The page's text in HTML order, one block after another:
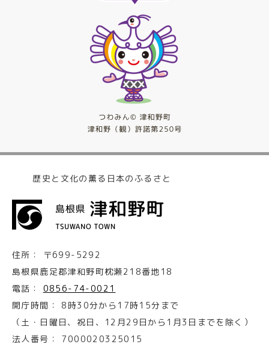
歴史と文化の薫る日本のふるさと
住所：
〒699-5292
島根県鹿足郡津和野町枕瀬218番地18
電話：
0856-74-0021
開庁時間：
8時30分から17時15分まで
（土・日曜日、祝日、12月29日から1月3日までを除く）
法人番号：
7000020325015